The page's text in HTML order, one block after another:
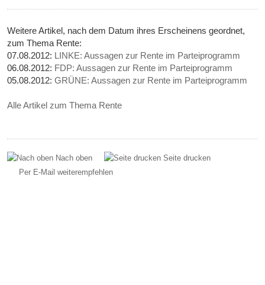
Weitere Artikel, nach dem Datum ihres Erscheinens geordnet,
zum Thema Rente:
07.08.2012: LINKE: Aussagen zur Rente im Parteiprogramm
06.08.2012: FDP: Aussagen zur Rente im Parteiprogramm
05.08.2012:GRÜNE: Aussagen zur Rente im Parteiprogramm
Alle Artikel zum Thema Rente
Nach oben
Seite drucken
Per E-Mail weiterempfehlen